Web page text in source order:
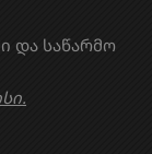
და საწარმო